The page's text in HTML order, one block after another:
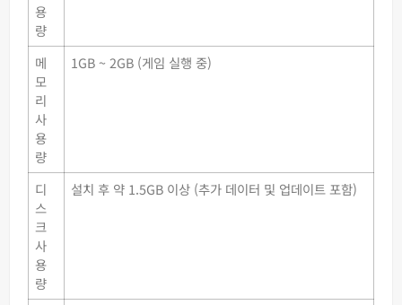
용
량
메
모
리
사
용
량
1GB ~ 2GB (게임 실행 중)
디
스
크
사
용
량
설치 후 약 1.5GB 이상 (추가 데이터 및 업데이트 포함)